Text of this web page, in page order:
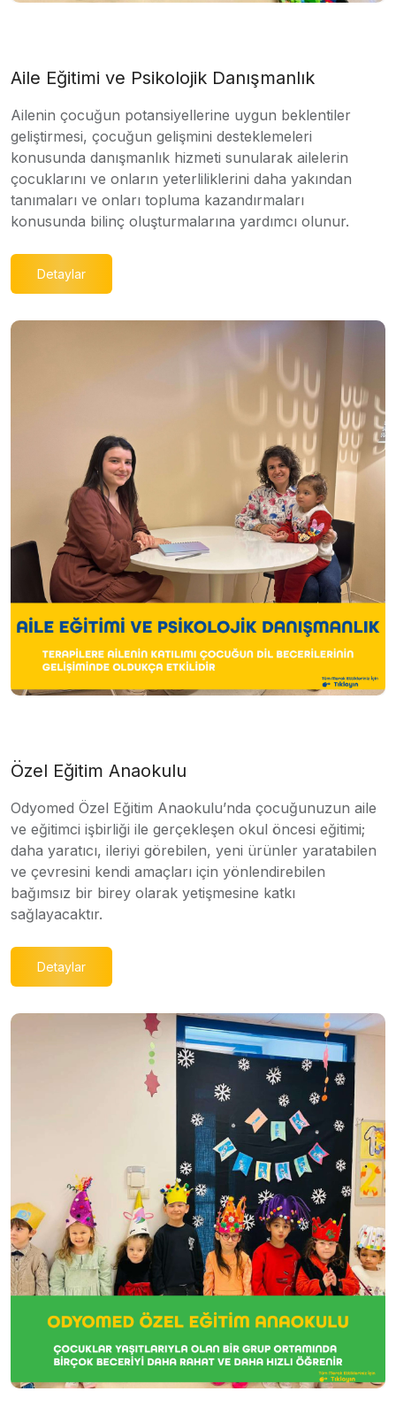
Aile Eğitimi ve Psikolojik Danışmanlık
Ailenin çocuğun potansiyellerine uygun beklentiler
geliştirmesi, çocuğun gelişmini desteklemeleri
konusunda danışmanlık hizmeti sunularak ailelerin
çocuklarını ve onların yeterliliklerini daha yakından
tanımaları ve onları topluma kazandırmaları
konusunda bilinç oluşturmalarına yardımcı olunur.
Detaylar
Özel Eğitim Anaokulu
Odyomed Özel Eğitim Anaokulu’nda çocuğunuzun aile
ve eğitimci işbirliği ile gerçekleşen okul öncesi eğitimi;
daha yaratıcı, ileriyi görebilen, yeni ürünler yaratabilen
ve çevresini kendi amaçları için yönlendirebilen
bağımsız bir birey olarak yetişmesine katkı
sağlayacaktır.
Detaylar